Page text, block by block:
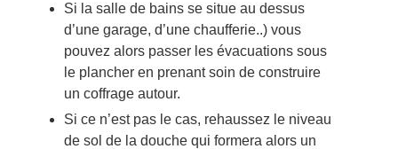
Si la salle de bains se situe au dessus
d’une garage, d’une chaufferie..) vous
pouvez alors passer les évacuations sous
le plancher en prenant soin de construire
un coffrage autour.
Si ce n’est pas le cas, rehaussez le niveau
de sol de la douche qui formera alors un